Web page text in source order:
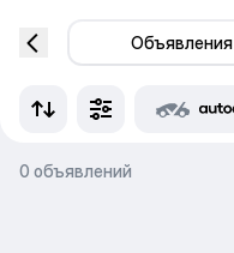
Объявления
0 объявлений